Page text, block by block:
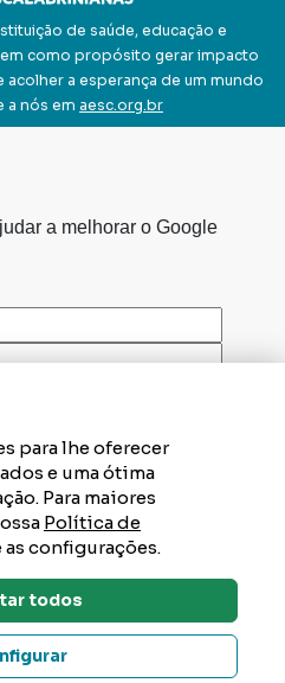
de saúde, educação e
como propósito gerar impacto
a esperança de um mundo
a nós em aesc.org.br
Dúvidas? Tire Aqui
para lhe oferecer
e uma ótima
Para maiores
Política de
as configurações.
todos
a melhorar o Google